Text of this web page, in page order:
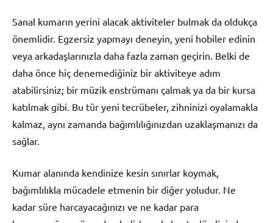
Sanal kumarın yerini alacak aktiviteler bulmak da oldukça
önemlidir. Egzersiz yapmayı deneyin, yeni hobiler edinin
veya arkadaşlarınızla daha fazla zaman geçirin. Belki de
daha önce hiç denemediğiniz bir aktiviteye adım
atabilirsiniz; bir müzik enstrümanı çalmak ya da bir kursa
katılmak gibi. Bu tür yeni tecrübeler, zihninizi oyalamakla
kalmaz, aynı zamanda bağımlılığınızdan uzaklaşmanızı da
sağlar.
Kumar alanında kendinize kesin sınırlar koymak,
bağımlılıkla mücadele etmenin bir diğer yoludur. Ne
kadar süre harcayacağınızı ve ne kadar para